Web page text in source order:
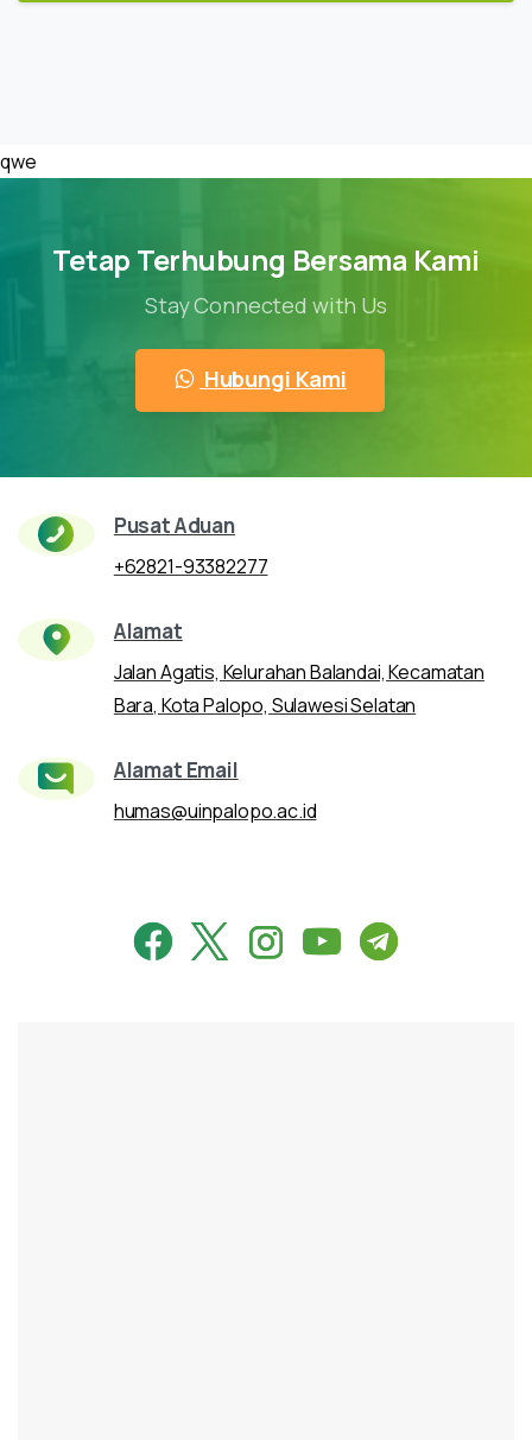
qwe
Tetap Terhubung Bersama Kami
Stay Connected with Us
Hubungi Kami
Pusat Aduan
+62821-93382277
Alamat
Jalan Agatis, Kelurahan Balandai, Kecamatan
Bara, Kota Palopo, Sulawesi Selatan
Alamat Email
humas@uinpalopo.ac.id